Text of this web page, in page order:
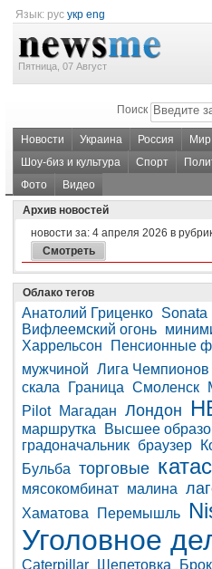
Язык: рус укр eng
Пятница, 07 Август
Поиск
Новости Украина Россия Мир
Шоу-биз и культура
Спорт
Фото
Видео
Архив новостей
новости за: 4 апреля 2026 в
Облако тегов
Анатолий Гриценко Sonata
Вифлеемский огонь
Харрельсон
Пенсионные
мужчиной Лига Чемпионов
скала
Граница Смоленск
Pilot
Магадан Лондон
маршрутка
Высшее
градоначальник браузер
Бульба торговые
мясокомбинат малина
Хаматова
Перемышль
Уголовное
Caterpillar
Шепетовка